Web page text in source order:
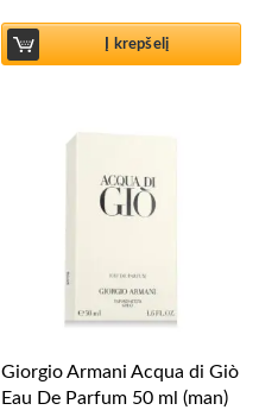
Į krepšelį
Giorgio Armani Acqua di Giò
Eau De Parfum 50 ml (man)